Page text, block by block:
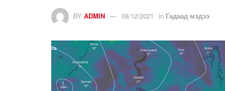
BY ADMIN 08/12/2021 in Гадаад мэдээ